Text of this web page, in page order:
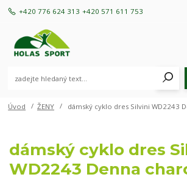
+420 776 624 313 +420 571 611 753
Úvod ŽENY dámský cyklo dres Silvini WD2243
dámský cyklo dres
WD2243 Denna